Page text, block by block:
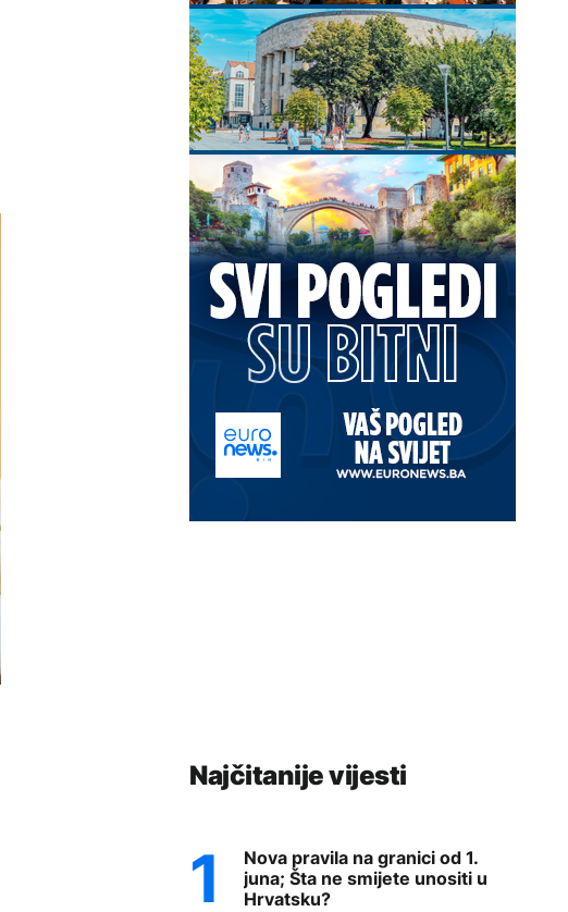
Najčitanije vijesti
Nova pravila na granici od 1.
juna; Šta ne smijete unositi u
Hrvatsku?